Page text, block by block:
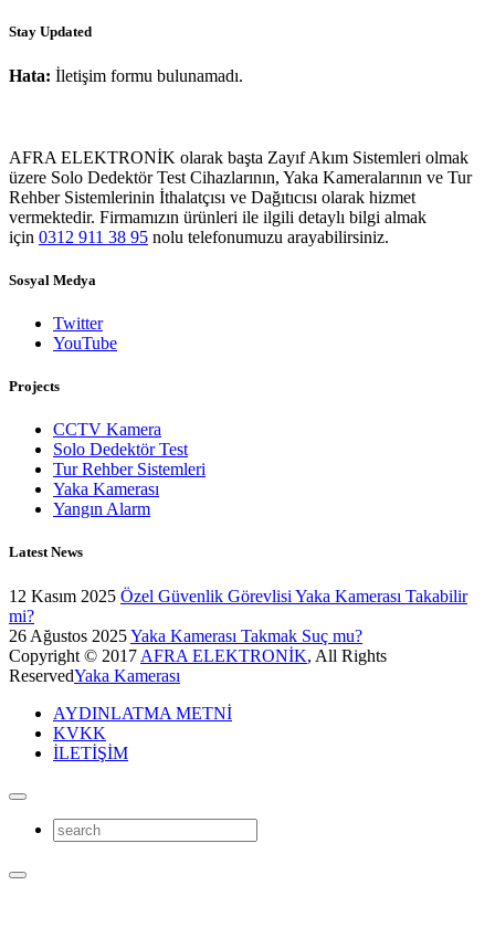
Stay Updated
Hata: İletişim formu bulunamadı.
AFRA ELEKTRONİK olarak başta Zayıf Akım Sistemleri olmak
üzere Solo Dedektör Test Cihazlarının, Yaka Kameralarının ve Tur
Rehber Sistemlerinin İthalatçısı ve Dağıtıcısı olarak hizmet
vermektedir. Firmamızın ürünleri ile ilgili detaylı bilgi almak
için 0312 911 38 95 nolu telefonumuzu arayabilirsiniz.
Sosyal Medya
Twitter
YouTube
Projects
CCTV Kamera
Solo Dedektör Test
Tur Rehber Sistemleri
Yaka Kamerası
Yangın Alarm
Latest News
12 Kasım 2025 Özel Güvenlik Görevlisi Yaka Kamerası Takabilir
mi?
26 Ağustos 2025Yaka Kamerası Takmak Suç mu?
Copyright © 2017 AFRA ELEKTRONİK, All Rights
ReservedYaka Kamerası
AYDINLATMA METNİ
KVKK
İLETİŞİM